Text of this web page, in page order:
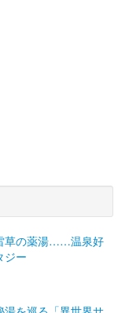
草の薬湯……温泉好
ジー